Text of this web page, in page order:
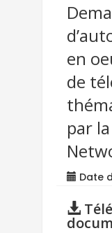
en
de
par
Date